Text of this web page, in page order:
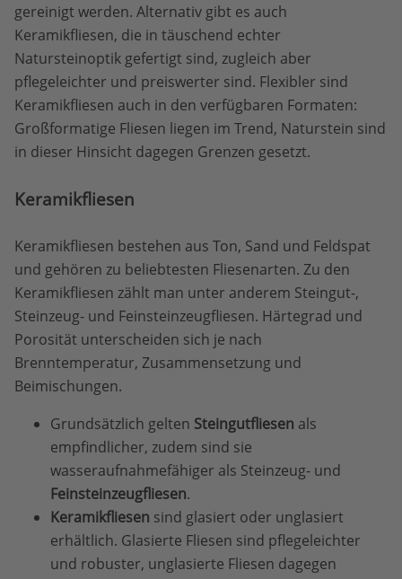
gereinigt werden. Alternativ gibt es auch
Keramikfliesen, die in täuschend echter
Natursteinoptik gefertigt sind, zugleich aber
pflegeleichter und preiswerter sind. Flexibler sind
Keramikfliesen auch in den verfügbaren Formaten:
Großformatige Fliesen liegen im Trend, Naturstein sind
in dieser Hinsicht dagegen Grenzen gesetzt.
Keramikfliesen
Keramikfliesen bestehen aus Ton, Sand und Feldspat
und gehören zu beliebtesten Fliesenarten. Zu den
Keramikfliesen zählt man unter anderem Steingut-,
Steinzeug- und Feinsteinzeugfliesen. Härtegrad und
Porosität unterscheiden sich je nach
Brenntemperatur, Zusammensetzung und
Beimischungen.
Grundsätzlich gelten Steingutfliesen als
empfindlicher, zudem sind sie
wasseraufnahmefähiger als Steinzeug- und
Feinsteinzeugfliesen.
Keramikfliesen sind glasiert oder unglasiert
erhältlich. Glasierte Fliesen sind pflegeleichter
und robuster, unglasierte Fliesen dagegen